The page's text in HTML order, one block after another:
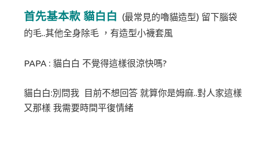
首先基本款 貓白白 (最常見的嚕貓造型) 留下腦袋
的毛..其他全身除毛 ，有造型小襪套風
PAPA : 貓白白 不覺得這樣很涼快嗎?
貓白白:別問我 目前不想回答 就算你是姆麻..對人家這樣
又那樣 我需要時間平復情緒